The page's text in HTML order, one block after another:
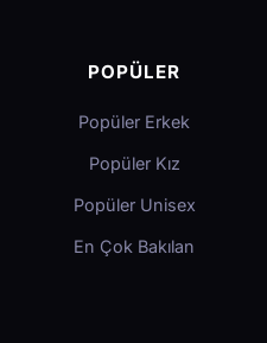
POPÜLER
Popüler Erkek
Popüler Kız
Popüler Unisex
En Çok Bakılan